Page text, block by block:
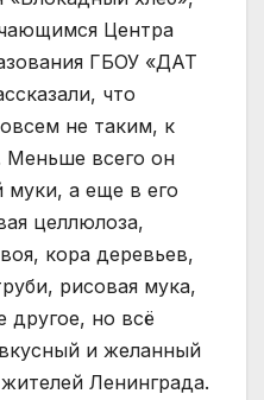
Центра
ГБОУ «ДАТ
что
не таким, к
Меньше всего он
муки, а еще в его
целлюлоза,
кора деревьев,
рисовая мука,
другое, но всё
и желанный
Ленинграда.